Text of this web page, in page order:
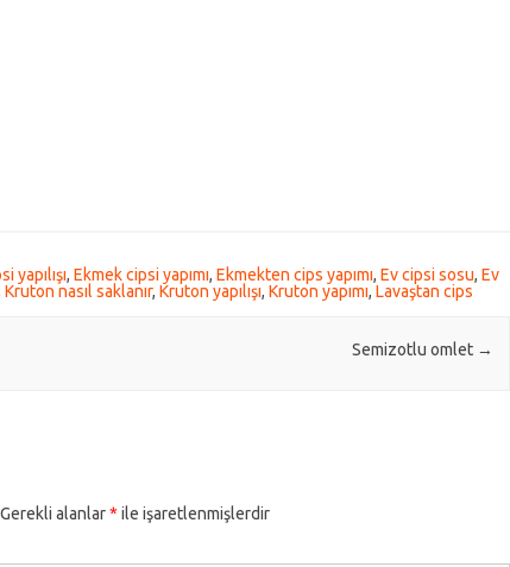
yapılışı, Ekmek cipsi yapımı, Ekmekten cips yapımı, Ev cipsi sosu, Ev
Kruton nasıl saklanır, Kruton yapılışı, Kruton yapımı, Lavaştan cips
Semizotlu omlet →
Gerekli alanlar* ile işaretlenmişlerdir